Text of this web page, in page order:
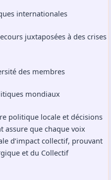
internationales
juxtaposées à des crises
des membres
mondiaux
politique locale et décisions
assure que chaque voix
d’impact collectif, prouvant
et du Collectif